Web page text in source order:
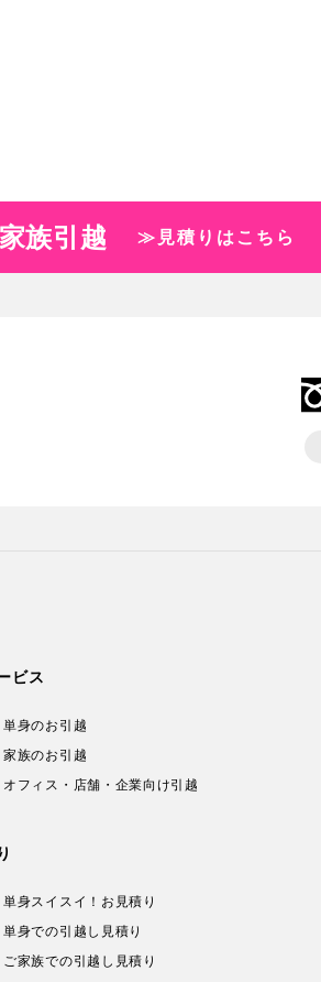
家族引越 ≫見積りはこちら
ビス
単身のお引越
家族のお引越
オフィス・店舗・企業向け引越
単身スイスイ！お見積り
単身での引越し見積り
ご家族での引越し見積り